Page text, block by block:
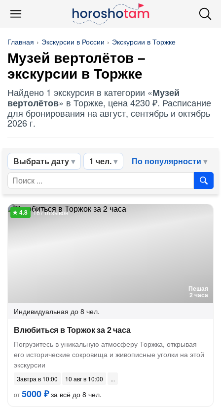
Главная Экскурсии в России Экскурсии в Торжке
Музей вертолётов –
экскурсии в Торжке
Найдено 1 экскурсия в категории «Музей
вертолётов» в Торжке, цена 4230 ₽. Расписание
для бронирования на август, сентябрь и октябрь
2026 г.
Выбрать дату 1 чел. По популярности
Пешая
2 часа
167 отзывов
Индивидуальная до 8 чел.
Влюбиться в Торжок за 2 часа
Погрузитесь в уникальную атмосферу Торжка, открывая
его исторические сокровища и живописные уголки на этой
экскурсии
Завтра в 10:00
10 авг в 10:00
от5000 ₽за всё до 8 чел.